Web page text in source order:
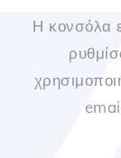
Η κονσόλα